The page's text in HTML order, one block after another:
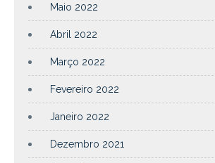
Maio 2022
Abril 2022
Março 2022
Fevereiro 2022
Janeiro 2022
Dezembro 2021